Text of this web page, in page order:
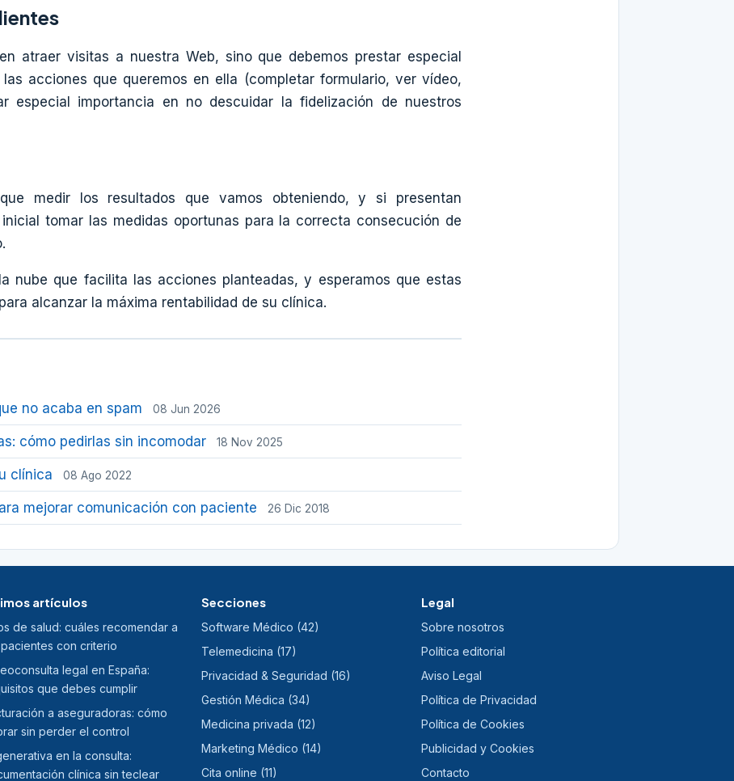
atraer visitas a nuestra Web, sino que debemos prestar especial
acciones que queremos en ella (completar formulario, ver vídeo,
especial importancia en no descuidar la fidelización de nuestros
medir los resultados que vamos obteniendo, y si presentan
tomar las medidas oportunas para la correcta consecución de
nube que facilita las acciones planteadas, y esperamos que estas
alcanzar la máxima rentabilidad de su clínica.
no acaba en spam 08 Jun 2026
cómo pedirlas sin incomodar 18 Nov 2025
clínica 08 Ago 2022
mejorar comunicación con paciente 26 Dic 2018
artículos
de salud: cuáles recomendar a
con criterio
legal en España:
que debes cumplir
a aseguradoras: cómo
sin perder el control
en la consulta:
clínica sin teclear
Secciones
Software Médico (42)
Telemedicina (17)
Privacidad & Seguridad (16)
Gestión Médica (34)
Medicina privada (12)
Marketing Médico (14)
Cita online (11)
Legal
Sobre nosotros
Política editorial
Aviso Legal
Política de Privacidad
Política de Cookies
Publicidad y Cookies
Contacto